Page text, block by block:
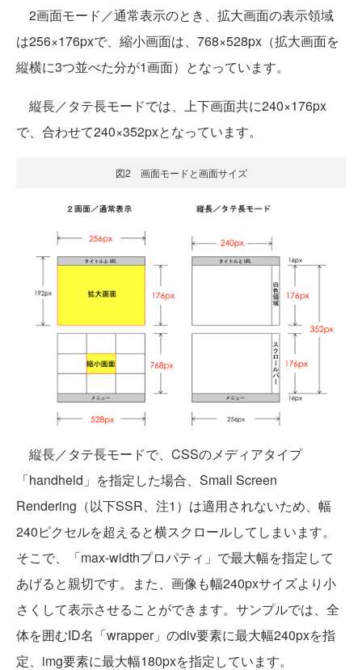
2画面モード／通常表示のとき、拡大画面の表示領域
は256×176pxで、縮小画面は、768×528px（拡大画面を
縦横に3つ並べた分が1画面）となっています。
縦長／タテ長モードでは、上下画面共に240×176px
で、合わせて240×352pxとなっています。
図2 画面モードと画面サイズ
縦長／タテ長モードで、CSSのメディアタイプ
「handheld」を指定した場合、Small Screen
Rendering（以下SSR、注1）は適用されないため、幅
240ピクセルを超えると横スクロールしてしまいます。
そこで、「max-widthプロパティ」で最大幅を指定して
あげると親切です。また、画像も幅240pxサイズより小
さくして表示させることができます。サンプルでは、全
体を囲むID名「wrapper」のdiv要素に最大幅240pxを指
定、img要素に最大幅180pxを指定しています。